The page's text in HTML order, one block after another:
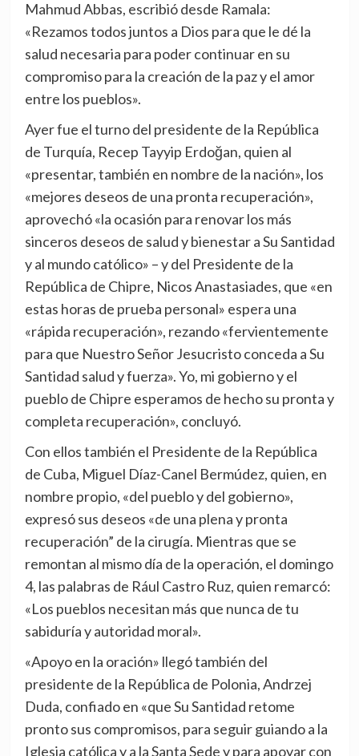
Mahmud Abbas, escribió desde Ramala:
«Rezamos todos juntos a Dios para que le dé la
salud necesaria para poder continuar en su
compromiso para la creación de la paz y el amor
entre los pueblos».
Ayer fue el turno del presidente de la República
de Turquía, Recep Tayyip Erdoğan, quien al
«presentar, también en nombre de la nación», los
«mejores deseos de una pronta recuperación»,
aprovechó «la ocasión para renovar los más
sinceros deseos de salud y bienestar a Su Santidad
y al mundo católico» – y del Presidente de la
República de Chipre, Nicos Anastasiades, que «en
estas horas de prueba personal» espera una
«rápida recuperación», rezando «fervientemente
para que Nuestro Señor Jesucristo conceda a Su
Santidad salud y fuerza». Yo, mi gobierno y el
pueblo de Chipre esperamos de hecho su pronta y
completa recuperación», concluyó.
Con ellos también el Presidente de la República
de Cuba, Miguel Díaz-Canel Bermúdez, quien, en
nombre propio, «del pueblo y del gobierno»,
expresó sus deseos «de una plena y pronta
recuperación” de la cirugía. Mientras que se
remontan al mismo día de la operación, el domingo
4, las palabras de Rául Castro Ruz, quien remarcó:
«Los pueblos necesitan más que nunca de tu
sabiduría y autoridad moral».
«Apoyo en la oración» llegó también del
presidente de la República de Polonia, Andrzej
Duda, confiado en «que Su Santidad retome
pronto sus compromisos, para seguir guiando a la
Iglesia católica y a la Santa Sede y para apoyar con